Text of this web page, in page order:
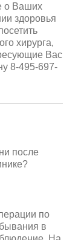
о Ваших
здоровья
хирурга,
Вас
8-495-697-
после
по
в